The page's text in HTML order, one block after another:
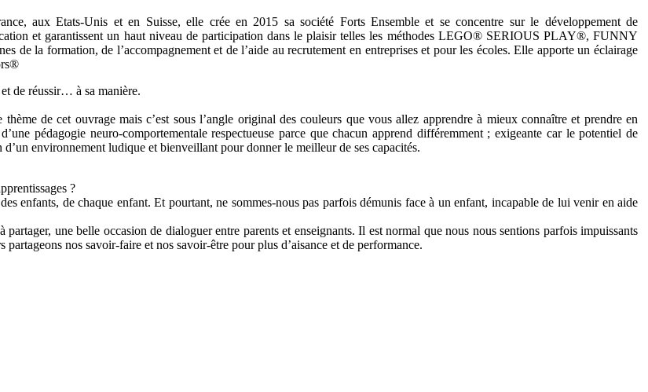
aux Etats-Unis et en Suisse, elle crée en 2015 sa société Forts Ensemble et se concentre sur le développement de
et garantissent un haut niveau de participation dans le plaisir telles les méthodes LEGO® SERIOUS PLAY®, FUNNY
la formation, de l’accompagnement et de l’aide au recrutement en entreprises et pour les écoles. Elle apporte un éclairage
de réussir… à sa manière.
de cet ouvrage mais c’est sous l’angle original des couleurs que vous allez apprendre à mieux connaître et prendre en
pédagogie neuro-comportementale respectueuse parce que chacun apprend différemment ; exigeante car le potentiel de
environnement ludique et bienveillant pour donner le meilleur de ses capacités.
?
enfants, de chaque enfant. Et pourtant, ne sommes-nous pas parfois démunis face à un enfant, incapable de lui venir en aide
une belle occasion de dialoguer entre parents et enseignants. Il est normal que nous nous sentions parfois impuissants
nos savoir-faire et nos savoir-être pour plus d’aisance et de performance.